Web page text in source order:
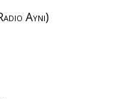
Ayni)